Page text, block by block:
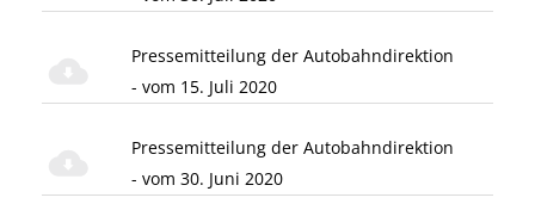
Pressemitteilung der Autobahndirektion
- vom 15. Juli 2020
Pressemitteilung der Autobahndirektion
- vom 30. Juni 2020